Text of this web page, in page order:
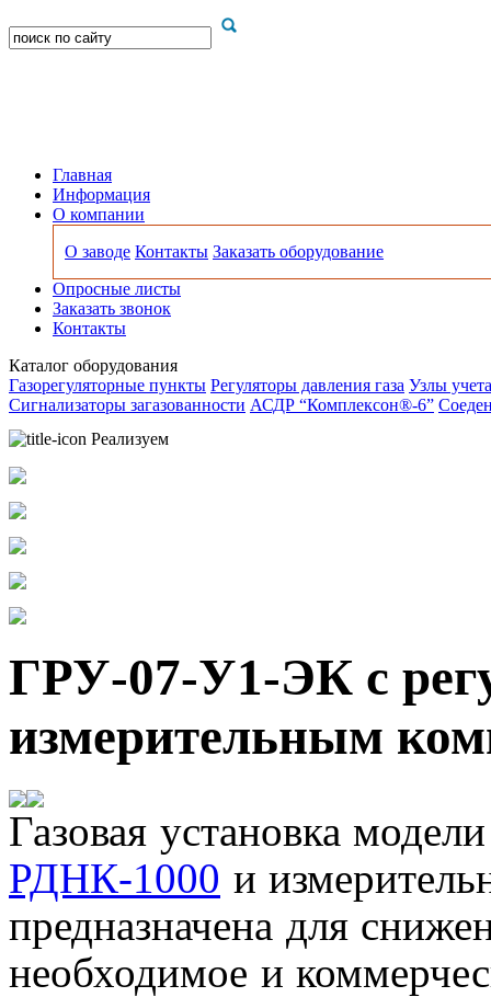
Главная
Информация
О компании
О заводе Контакты Заказать оборудование
Опросные листы
Заказать звонок
Контакты
Каталог оборудования
Газорегуляторные пункты Регуляторы давления газа Узлы
Сигнализаторы загазованности АСДР “Комплексон®-6”
Реализуем
ГРУ-07-У1-ЭК с
измерительным
Газовая установка
РДНК-1000 и
предназначена для
необходимое и